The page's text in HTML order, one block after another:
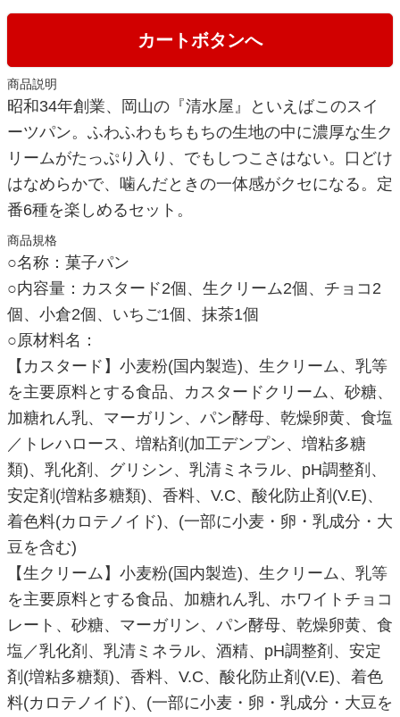
カートボタンへ
商品説明
昭和34年創業、岡山の『清水屋』といえばこのスイ
ーツパン。ふわふわもちもちの生地の中に濃厚な生ク
リームがたっぷり入り、でもしつこさはない。口どけ
はなめらかで、噛んだときの一体感がクセになる。定
番6種を楽しめるセット。
商品規格
○名称：菓子パン
○内容量：カスタード2個、生クリーム2個、チョコ2
個、小倉2個、いちご1個、抹茶1個
○原材料名：
【カスタード】小麦粉(国内製造)、生クリーム、乳等
を主要原料とする食品、カスタードクリーム、砂糖、
加糖れん乳、マーガリン、パン酵母、乾燥卵黄、食塩
／トレハロース、増粘剤(加工デンプン、増粘多糖
類)、乳化剤、グリシン、乳清ミネラル、pH調整剤、
安定剤(増粘多糖類)、香料、V.C、酸化防止剤(V.E)、
着色料(カロテノイド)、(一部に小麦・卵・乳成分・大
豆を含む)
【生クリーム】小麦粉(国内製造)、生クリーム、乳等
を主要原料とする食品、加糖れん乳、ホワイトチョコ
レート、砂糖、マーガリン、パン酵母、乾燥卵黄、食
塩／乳化剤、乳清ミネラル、酒精、pH調整剤、安定
剤(増粘多糖類)、香料、V.C、酸化防止剤(V.E)、着色
料(カロテノイド)、(一部に小麦・卵・乳成分・大豆を